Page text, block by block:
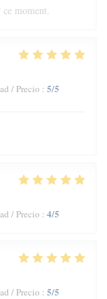
moment.
/ Precio : 5/5
/ Precio : 4/5
/ Precio : 5/5